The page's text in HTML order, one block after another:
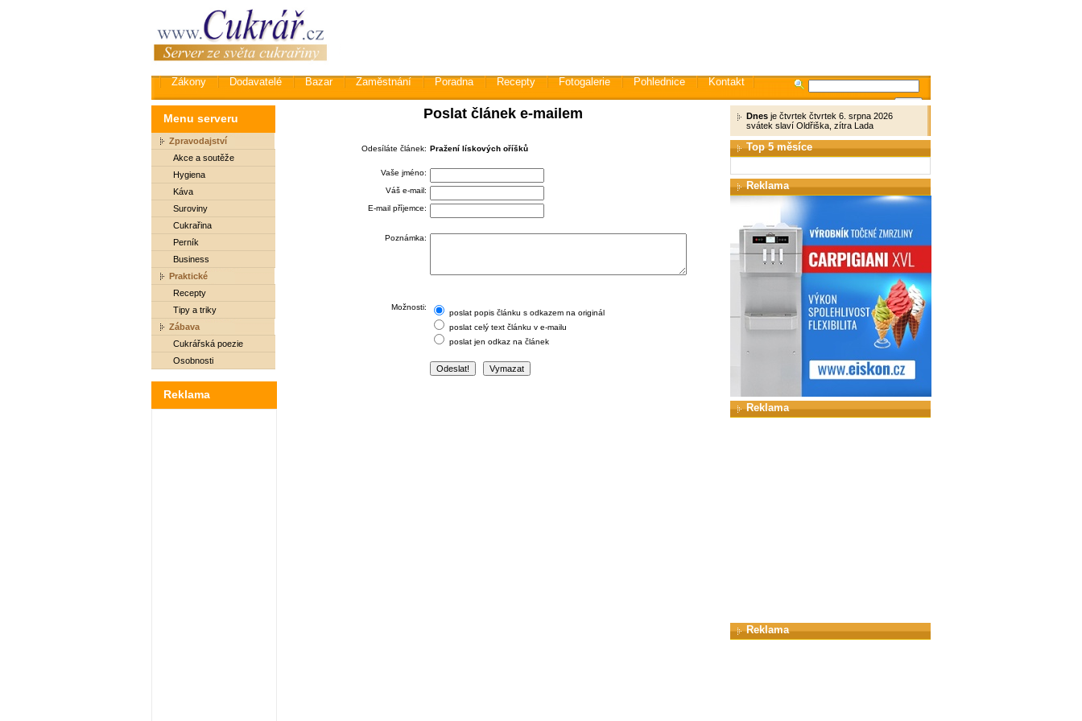
Zákony Dodavatelé Bazar Zaměstnání Poradna Recepty Fotogalerie Pohlednice Kontakt
Menu serveru
Zpravodajství
Akce a soutěže
Hygiena
Káva
Suroviny
Cukrařina
Perník
Business
Praktické
Recepty
Tipy a triky
Zábava
Cukrářská poezie
Osobnosti
Reklama
Poslat článek e-mailem
Odesíláte článek: Pražení lískových oříšků
Vaše jméno:
Váš e-mail:
E-mail příjemce:
Poznámka:
Možnosti:
poslat popis článku s odkazem na originál
poslat celý text článku v e-mailu
poslat jen odkaz na článek
Dnesje čtvrtek čtvrtek 6. srpna 2026
svátek slaví Oldřiška, zítra Lada
Top 5 měsíce
Reklama
Reklama
Reklama